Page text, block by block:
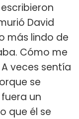
David
más lindo de
Cómo me
veces sentía
se
un
que él se